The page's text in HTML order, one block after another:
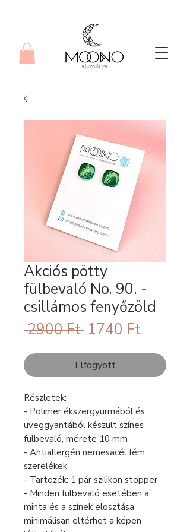
Akciós pötty
fülbevaló No. 90. -
csillámos fenyőzöld
2900 Ft Szokásos
1740 FtAkciós
Elfogyott
Részletek:
- Polimer ékszergyurmából és
üveggyantából készült színes
fülbevaló, mérete 10 mm
- Antiallergén nemesacél fém
szerelékek
- Tartozék: 1 pár szilikon stopper
- Minden fülbevaló esetében a
minta és a színek elosztása
minimálisan eltérhet a képen